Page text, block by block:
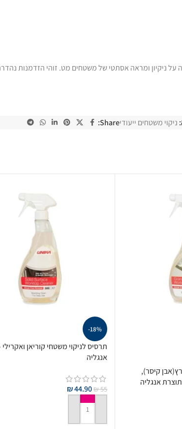
על ניקיון ומראה אסתטי של משטחים מט. זוהי הזדמנות
ניקוי משטחים ייעודיShare:
קיסר),
אנגליה
-18%
תרסיס לניקוי משטחי קוריאן
אנגליה
₪55
₪44.90
הוספה לסל